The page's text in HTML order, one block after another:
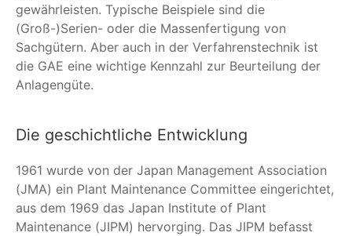
gewährleisten. Typische Beispiele sind die
(Groß-)Serien- oder die Massenfertigung von
Sachgütern. Aber auch in der Verfahrenstechnik ist
die GAE eine wichtige Kennzahl zur Beurteilung der
Anlagengüte.
Die geschichtliche Entwicklung
1961 wurde von der Japan Management Association
(JMA) ein Plant Maintenance Committee eingerichtet,
aus dem 1969 das Japan Institute of Plant
Maintenance (JIPM) hervorging. Das JIPM befasst